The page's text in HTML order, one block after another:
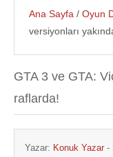
Ana Sayfa /Oyun
versiyonları
GTA 3 ve GTA:
raflarda!
Yazar: Konuk Yazar -